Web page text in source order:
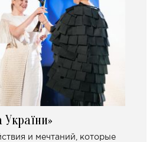
и мечтаний, которые